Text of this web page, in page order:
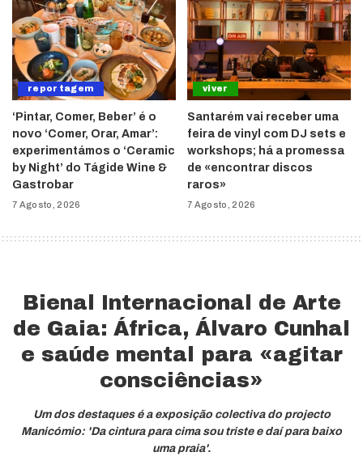
reportagem
‘Pintar, Comer, Beber’ é o
novo ‘Comer, Orar, Amar’:
experimentámos o ‘Ceramic
by Night’ do Tágide Wine &
Gastrobar
7 Agosto, 2026
viver
Santarém vai receber uma
feira de vinyl com DJ sets e
workshops; há a promessa
de «encontrar discos
raros»
7 Agosto, 2026
Bienal Internacional de Arte
de Gaia: África, Álvaro Cunhal
e saúde mental para «agitar
consciências»
Um dos destaques é a exposição colectiva do projecto
Manicómio: 'Da cintura para cima sou triste e daí para baixo
uma praia'.